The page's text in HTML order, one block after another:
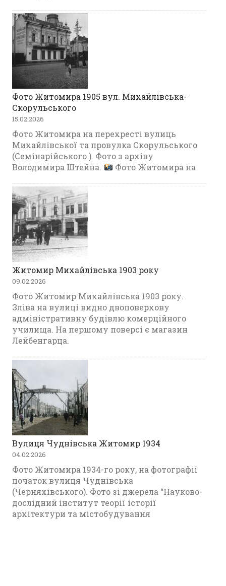
Фото Житомира 1905 вул. Михайлівська-
Скорульського
15.02.2026
Фото Житомира на перехресті вулиць
Михайлівської та провулка Скорульського
(Семінарійського ). Фото з архіву
Володимира Штейна.
Фото Житомира на
Житомир Михайлівська 1903 року
09.02.2026
Фото Житомир Михайлівська 1903 року.
Зліва на вулиці видно двоповерхову
адміністративну будівлю комерційного
училища. На першому поверсі є магазин
Лейбенгарца.
Вулиця Чуднівська Житомир 1934
04.02.2026
Фото Житомира 1934-го року, на фотографії
початок вулиця Чуднівська
(Черняхівського). Фото зі джерела “Науково-
дослідний інститут теорії історії
архітектури та містобудування